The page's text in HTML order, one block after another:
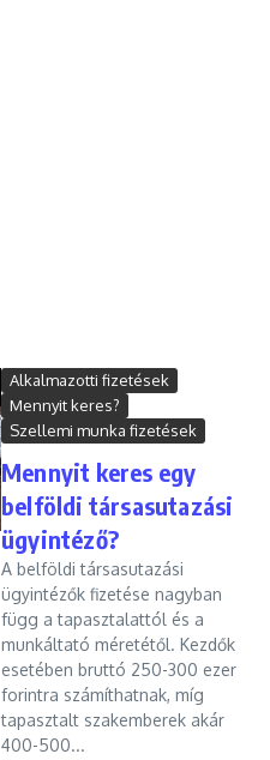
Alkalmazotti fizetések
Mennyit keres?
Szellemi munka fizetések
Mennyit keres egy
belföldi társasutazási
ügyintéző?
A belföldi társasutazási
ügyintézők fizetése nagyban
függ a tapasztalattól és a
munkáltató méretétől. Kezdők
esetében bruttó 250-300 ezer
forintra számíthatnak, míg
tapasztalt szakemberek akár
400-500...